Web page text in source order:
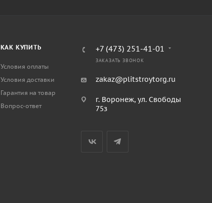
КАК КУПИТЬ
Условия оплаты
Условия доставки
Гарантия на товар
Вопрос-ответ
+7 (473) 251-41-01
ЗАКАЗАТЬ ЗВОНОК
zakaz@plitstroytorg.ru
г. Воронеж, ул. Свободы
75з